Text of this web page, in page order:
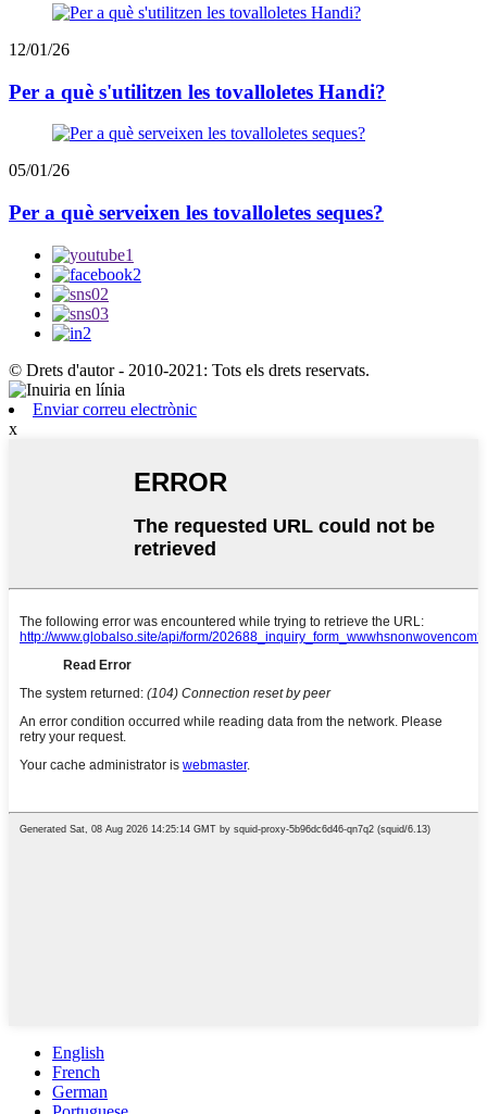
12/01/26
Per a què s'utilitzen les tovalloletes Handi?
05/01/26
Per a què serveixen les tovalloletes seques?
© Drets d'autor - 2010-2021: Tots els drets reservats.
Enviar correu electrònic
x
English
French
German